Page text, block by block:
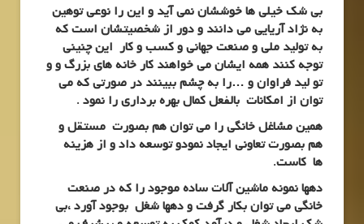
بی شک خیلی ها خوششان نمی آید و این را نوعی توهین
به نژاد آریایی می دانند و دور از شخصیتشان است که
به تولید ملی و صنعت جهانی و کسب و کار این چنینی
توجه کنند همه ایشان می خواهند کار خانه های بزرگ و و
تو لید فراوان و …را به چشم ببینند در صورتی که می
توان از امکانات بالفعل کمال بهره برداری را نمود .
همین مشاغل خانگی را می توان هم بصورت مستقل و
هم بصورت تعاونی ایجاد نمودو توسعه داد و از هزینه
ها کاست.
دهها نمونه ماشین آلات ساده موجود را که در صنعت
خانگی می توان بکار گرفت و دهها شغل بوجود آورد ،بی